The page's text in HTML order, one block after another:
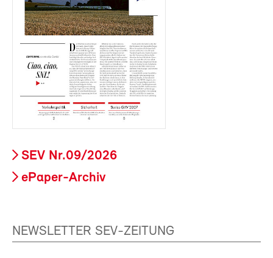
SEV Nr.09/2026
ePaper-Archiv
NEWSLETTER SEV-ZEITUNG